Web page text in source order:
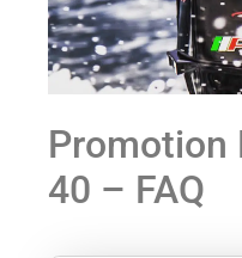
Promotion
40 – FAQ